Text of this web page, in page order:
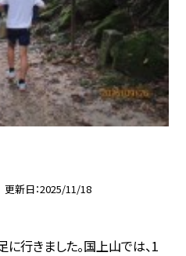
更新日 2025/11/18
行きました。国上山では、1